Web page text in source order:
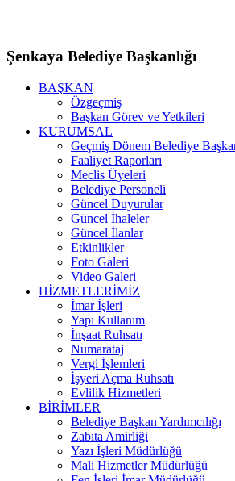
Şenkaya Belediye Başkanlığı
BAŞKAN
Özgeçmiş
Başkan Görev ve Yetkileri
KURUMSAL
Geçmiş Dönem Belediye
Faaliyet Raporları
Meclis Üyeleri
Belediye Personeli
Güncel Duyurular
Güncel İhaleler
Güncel İlanlar
Etkinlikler
Foto Galeri
Video Galeri
HİZMETLERİMİZ
İmar İşleri
Yapı Kullanım
İnşaat Ruhsatı
Numarataj
Vergi İşlemleri
İşyeri Açma Ruhsatı
Evlilik Hizmetleri
BİRİMLER
Belediye Başkan Yardımcılığı
Zabıta Amirliği
Yazı İşleri Müdürlüğü
Mali Hizmetler Müdürlüğü